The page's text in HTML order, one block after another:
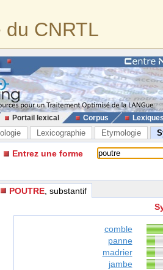
du CNRTL
Portail lexical Corpus
Lexicographie Etymologie
Entrez une forme
POUTRE , substantif
comble
panne
madrier
jambe